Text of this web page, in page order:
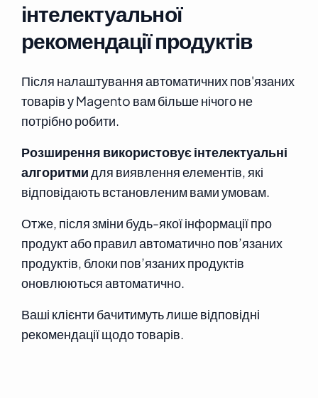
інтелектуальної
рекомендації продуктів
Після налаштування автоматичних пов'язаних
товарів у Magento вам більше нічого не
потрібно робити.
Розширення використовує інтелектуальні
алгоритмидля виявлення елементів, які
відповідають встановленим вами умовам.
Отже, після зміни будь-якої інформації про
продукт або правил автоматично пов’язаних
продуктів, блоки пов’язаних продуктів
оновлюються автоматично.
Ваші клієнти бачитимуть лише відповідні
рекомендації щодо товарів.